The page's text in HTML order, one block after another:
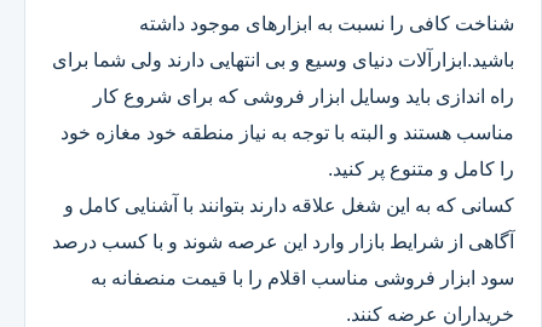
شناخت کافی را نسبت به ابزارهای موجود داشته
باشید.ابزارآلات دنیای وسیع و بی انتهایی دارند ولی شما برای
راه اندازی باید وسایل ابزار فروشی که برای شروع کار
مناسب هستند و البته با توجه به نیاز منطقه خود مغازه خود
را کامل و متنوع پر کنید.
کسانی که به این شغل علاقه دارند بتوانند با آشنایی کامل و
آگاهی از شرایط بازار وارد این عرصه شوند و با کسب درصد
سود ابزار فروشی مناسب اقلام را با قیمت منصفانه به
خریداران عرضه کنند.